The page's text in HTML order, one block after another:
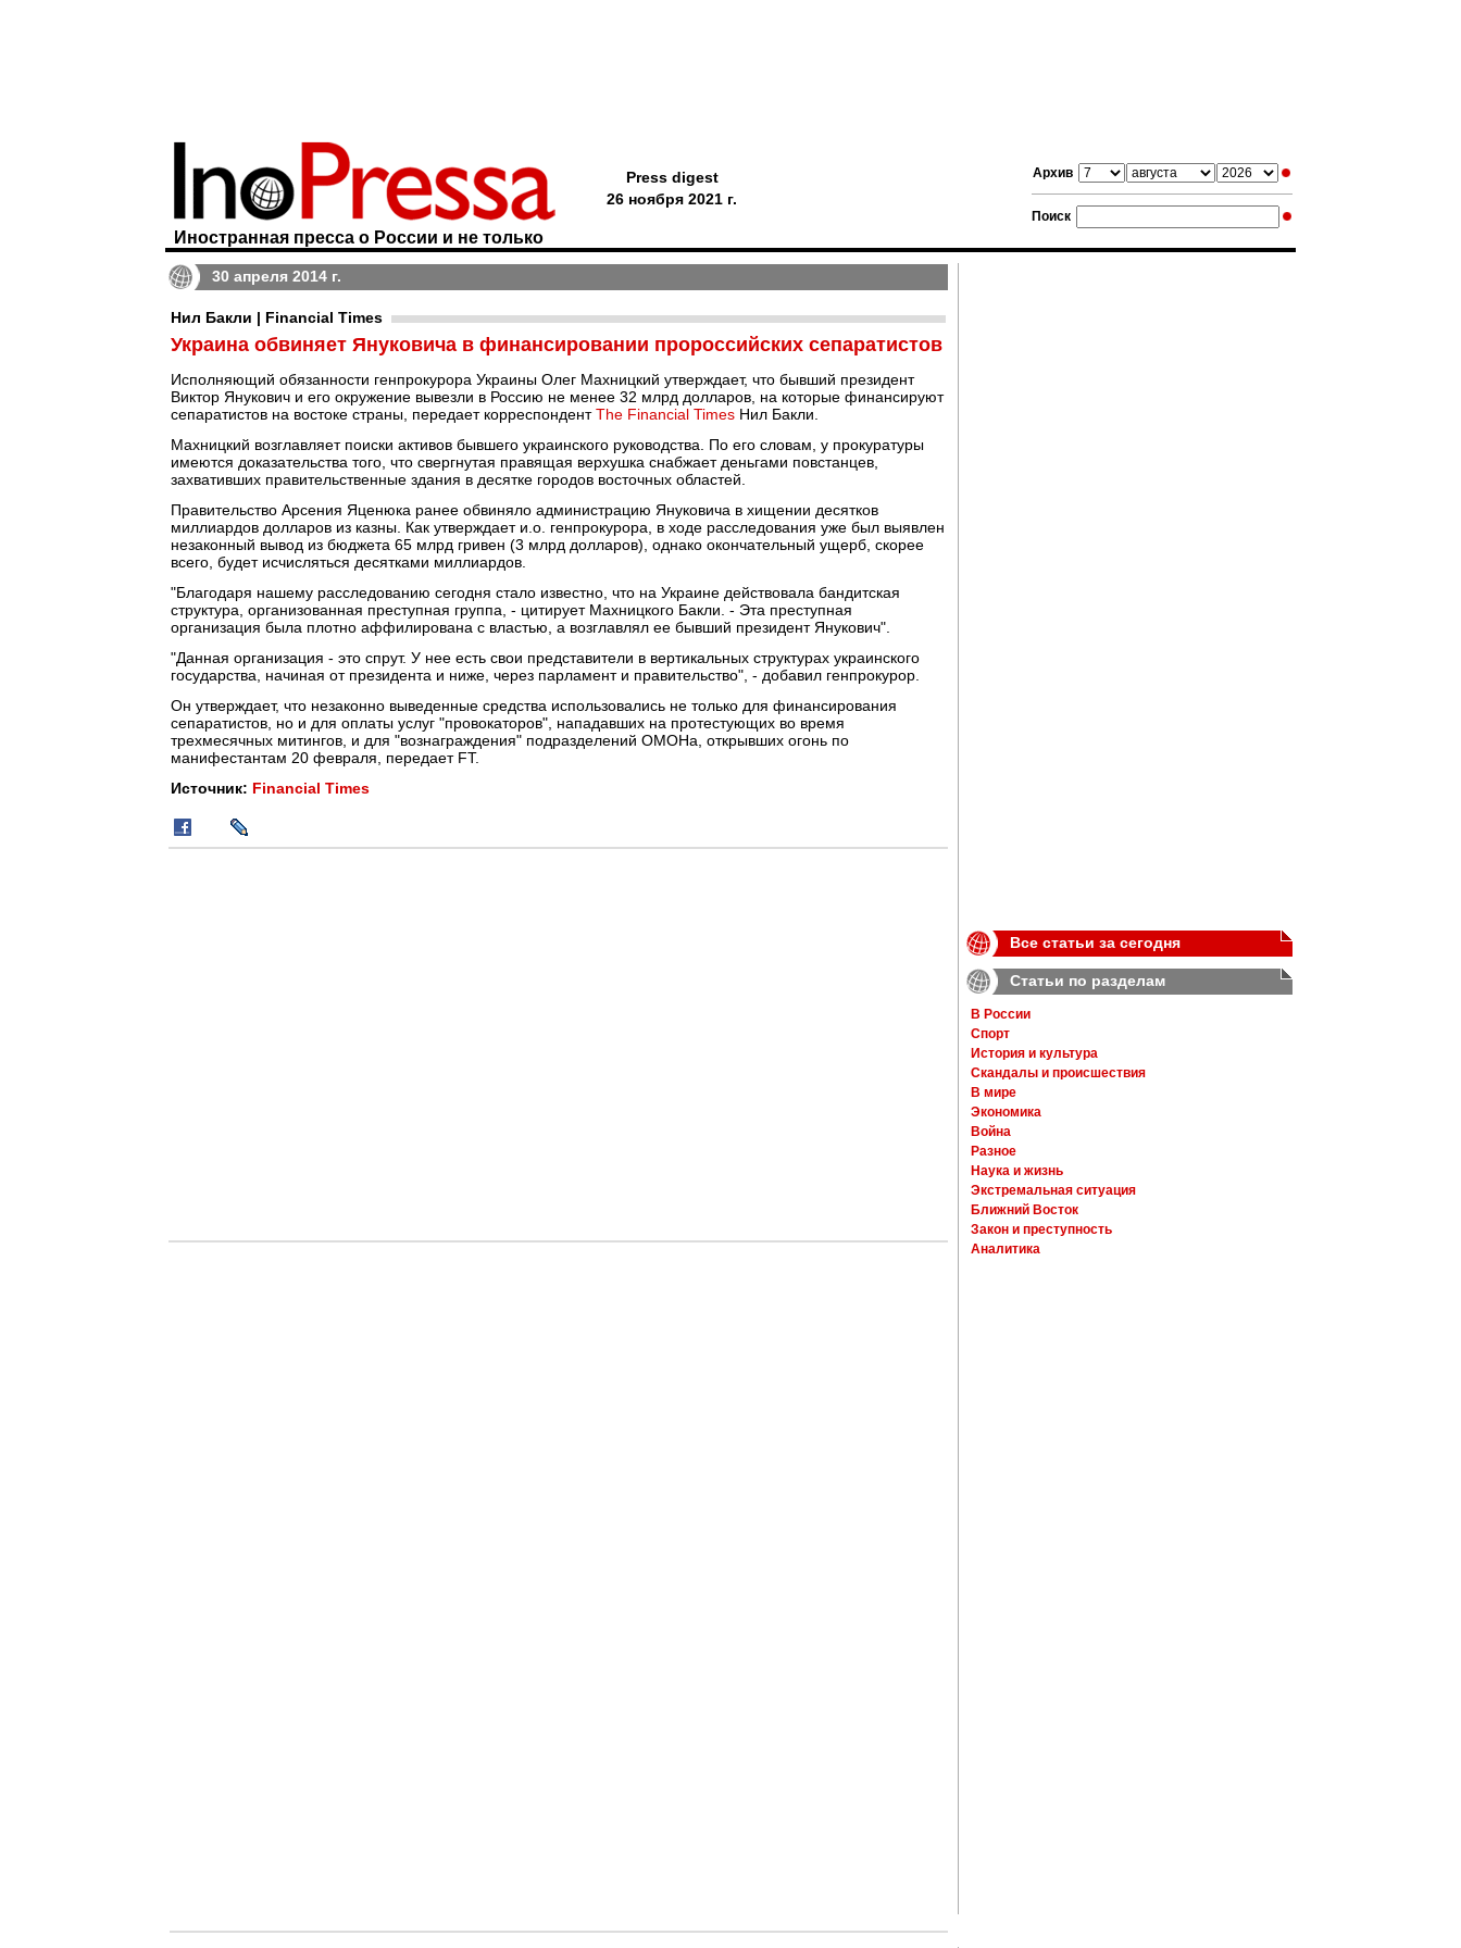
Архив
Поиск
Иностранная пресса о России и не только
Press digest
26 ноября 2021 г.
30 апреля 2014 г.
Нил Бакли | Financial Times
Украина обвиняет Януковича в финансировании пророссийских сепаратистов
Исполняющий обязанности генпрокурора Украины Олег Махницкий утверждает, что бывший президент
Виктор Янукович и его окружение вывезли в Россию не менее 32 млрд долларов, на которые финансируют
сепаратистов на востоке страны, передает корреспондентThe Financial Times Нил Бакли.
Махницкий возглавляет поиски активов бывшего украинского руководства. По его словам, у прокуратуры
имеются доказательства того, что свергнутая правящая верхушка снабжает деньгами повстанцев,
захвативших правительственные здания в десятке городов восточных областей.
Правительство Арсения Яценюка ранее обвиняло администрацию Януковича в хищении десятков
миллиардов долларов из казны. Как утверждает и.о. генпрокурора, в ходе расследования уже был выявлен
незаконный вывод из бюджета 65 млрд гривен (3 млрд долларов), однако окончательный ущерб, скорее
всего, будет исчисляться десятками миллиардов.
"Благодаря нашему расследованию сегодня стало известно, что на Украине действовала бандитская
структура, организованная преступная группа, - цитирует Махницкого Бакли. - Эта преступная
организация была плотно аффилирована с властью, а возглавлял ее бывший президент Янукович".
"Данная организация - это спрут. У нее есть свои представители в вертикальных структурах украинского
государства, начиная от президента и ниже, через парламент и правительство", - добавил генпрокурор.
Он утверждает, что незаконно выведенные средства использовались не только для финансирования
сепаратистов, но и для оплаты услуг "провокаторов", нападавших на протестующих во время
трехмесячных митингов, и для "вознаграждения" подразделений ОМОНа, открывших огонь по
манифестантам 20 февраля, передает FT.
Источник: Financial Times
Все статьи за сегодня
Статьи по разделам
В России
Спорт
История и культура
Скандалы и происшествия
В мире
Экономика
Война
Разное
Наука и жизнь
Экстремальная ситуация
Ближний Восток
Закон и преступность
Аналитика